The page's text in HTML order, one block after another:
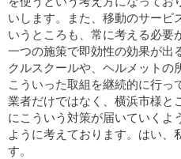
いします。また、移動のサービ
いうところも、常に考える必要
一つの施策で即効性の効果が出
クルスクールや、ヘルメットの
こういった取組を継続的に行
業者だけではなく、横浜市様と
にこういう対策が届いていくよ
ように考えております。はい、
す。